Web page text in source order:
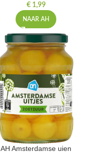
€1,99
NAAR AH
AH Amsterdamse uien